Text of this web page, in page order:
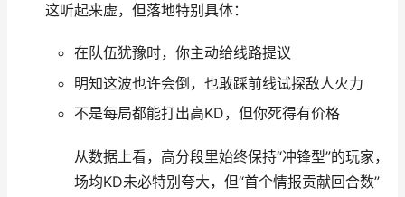
这听起来虚，但落地特别具体：
在队伍犹豫时，你主动给线路提议
明知这波也许会倒，也敢踩前线试探敌人火力
不是每局都能打出高KD，但你死得有价格
从数据上看，高分段里始终保持“冲锋型”的玩家，
场均KD未必特别夸大，但“首个情报贡献回合数”